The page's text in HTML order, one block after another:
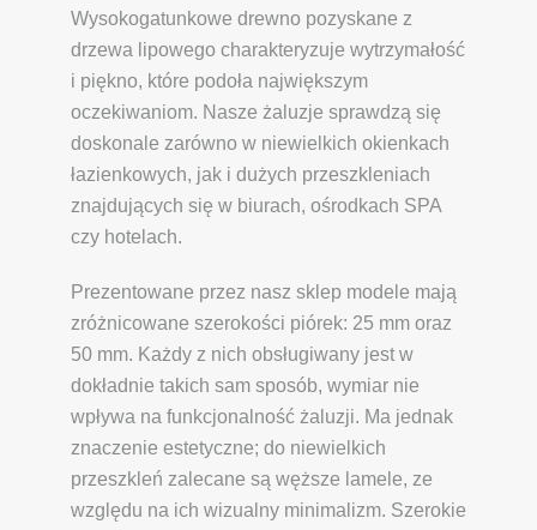
Wysokogatunkowe drewno pozyskane z
drzewa lipowego charakteryzuje wytrzymałość
i piękno, które podoła największym
oczekiwaniom. Nasze żaluzje sprawdzą się
doskonale zarówno w niewielkich okienkach
łazienkowych, jak i dużych przeszkleniach
znajdujących się w biurach, ośrodkach SPA
czy hotelach.
Prezentowane przez nasz sklep modele mają
zróżnicowane szerokości piórek: 25 mm oraz
50 mm. Każdy z nich obsługiwany jest w
dokładnie takich sam sposób, wymiar nie
wpływa na funkcjonalność żaluzji. Ma jednak
znaczenie estetyczne; do niewielkich
przeszkleń zalecane są węższe lamele, ze
względu na ich wizualny minimalizm. Szerokie